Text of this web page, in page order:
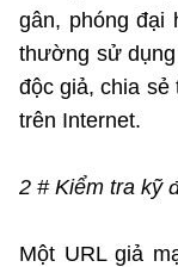
gân, phóng đại
thường sử
độc giả, chia sẻ
trên Internet.
2 # Kiểm tra kỹ
Một URL giả